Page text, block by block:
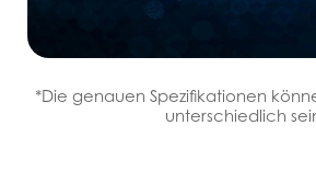
*Die genauen Spezifikationen
unterschiedlich